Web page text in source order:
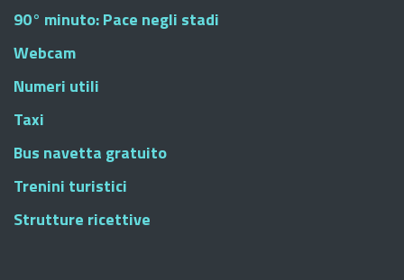
90° minuto: Pace negli stadi
Webcam
Numeri utili
Taxi
Bus navetta gratuito
Trenini turistici
Strutture ricettive